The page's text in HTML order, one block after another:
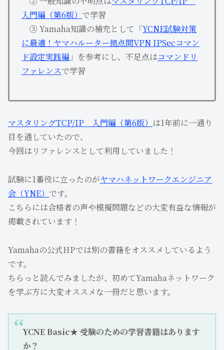
入門編（第6版） で学習
③ Yamaha知識の補充として「YCNE試験対策
に最適！ヤマハルーター拠点間VPN IPSecコマン
ド設定実践編 」を参考にし、不足点はコマンドリ
ファレンスで学習
マスタリングTCP/IP 入門編（第6版） は1年前に一通り
目を通していたので、
今回はリファレンスとして利用していました！
試験に1番役に立ったのがヤマハネットワークエンジニア
会（YNE） です。
こちらには合格者の声や模擬問題などの大変有益な情報が
掲載されています！
Yamahaの公式HPでは別の書籍をオススメしているよう
です。
ちらっと読んでみましたが、初めてYamahaネットワーク
を学ぶ方に大変オススメな一冊だと思います。
YCNE Basic★ 受験のための学習書籍はあります
か？